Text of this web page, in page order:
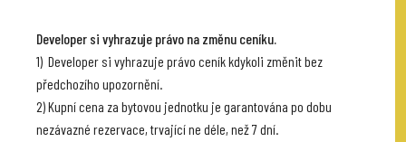
Developer si vyhrazuje právo na změnu ceníku.
1) Developer si vyhrazuje právo ceník kdykoli změnit bez
předchozího upozornění.
2) Kupní cena za bytovou jednotku je garantována po dobu
nezávazné rezervace, trvající ne déle, než 7 dní.